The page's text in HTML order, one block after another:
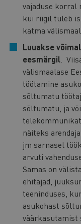
vajaduse korral
kui riigil tuleb
katma
Luuakse
eesmärgil.
välismaalase
töötamine
sõltumatu
sõltumatu, ja
näiteks
jm sarnasel
arvuti
Samas on
ehitajad,
teeninduses,
asukohast
väärkasutamist